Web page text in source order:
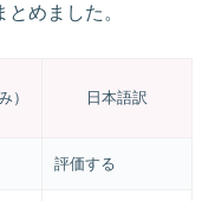
めました。
） 日本語訳
評価する